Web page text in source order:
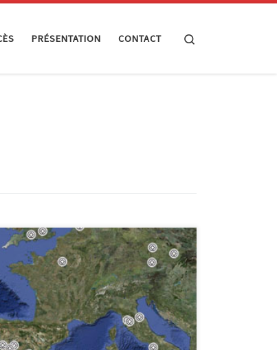
PRÉSENTATION CONTACT
« toujours utile », voici quelques infos
je souhaite partager : L’informatique
dans les maisons de repos du CPAS de
Centre Public d’Information .VE (Espace
de la Ville de Verviers) a développé
partenariat, avec le CPAS de Verviers.
[…]